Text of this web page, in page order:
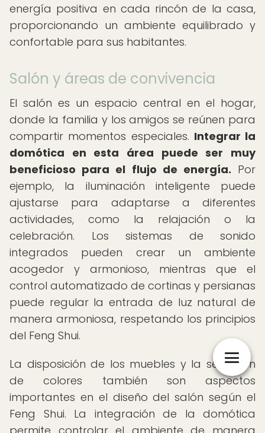
energía positiva en cada rincón de la casa,
proporcionando un ambiente equilibrado y
confortable para sus habitantes.
Salón y áreas de convivencia
El salón es un espacio central en el hogar,
donde la familia y los amigos se reúnen para
compartir momentos especiales. Integrar la
domótica en esta área puede ser muy
beneficioso para el flujo de energía. Por
ejemplo, la iluminación inteligente puede
ajustarse para adaptarse a diferentes
actividades, como la relajación o la
celebración. Los sistemas de sonido
integrados pueden crear un ambiente
acogedor y armonioso, mientras que el
control automatizado de cortinas y persianas
puede regular la entrada de luz natural de
manera armoniosa, respetando los principios
del Feng Shui.
La disposición de los muebles y la selección
de colores también son aspectos
importantes en el diseño del salón según el
Feng Shui. La integración de la domótica